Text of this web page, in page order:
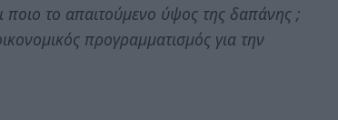
ποιο το απαιτούμενο ύψος της δαπάνης ;
προγραμματισμός για την